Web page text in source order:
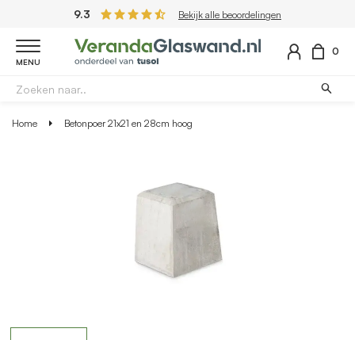
9.3 Bekijk alle beoordelingen
MENU
0
Home Betonpoer 21x21 en 28cm hoog